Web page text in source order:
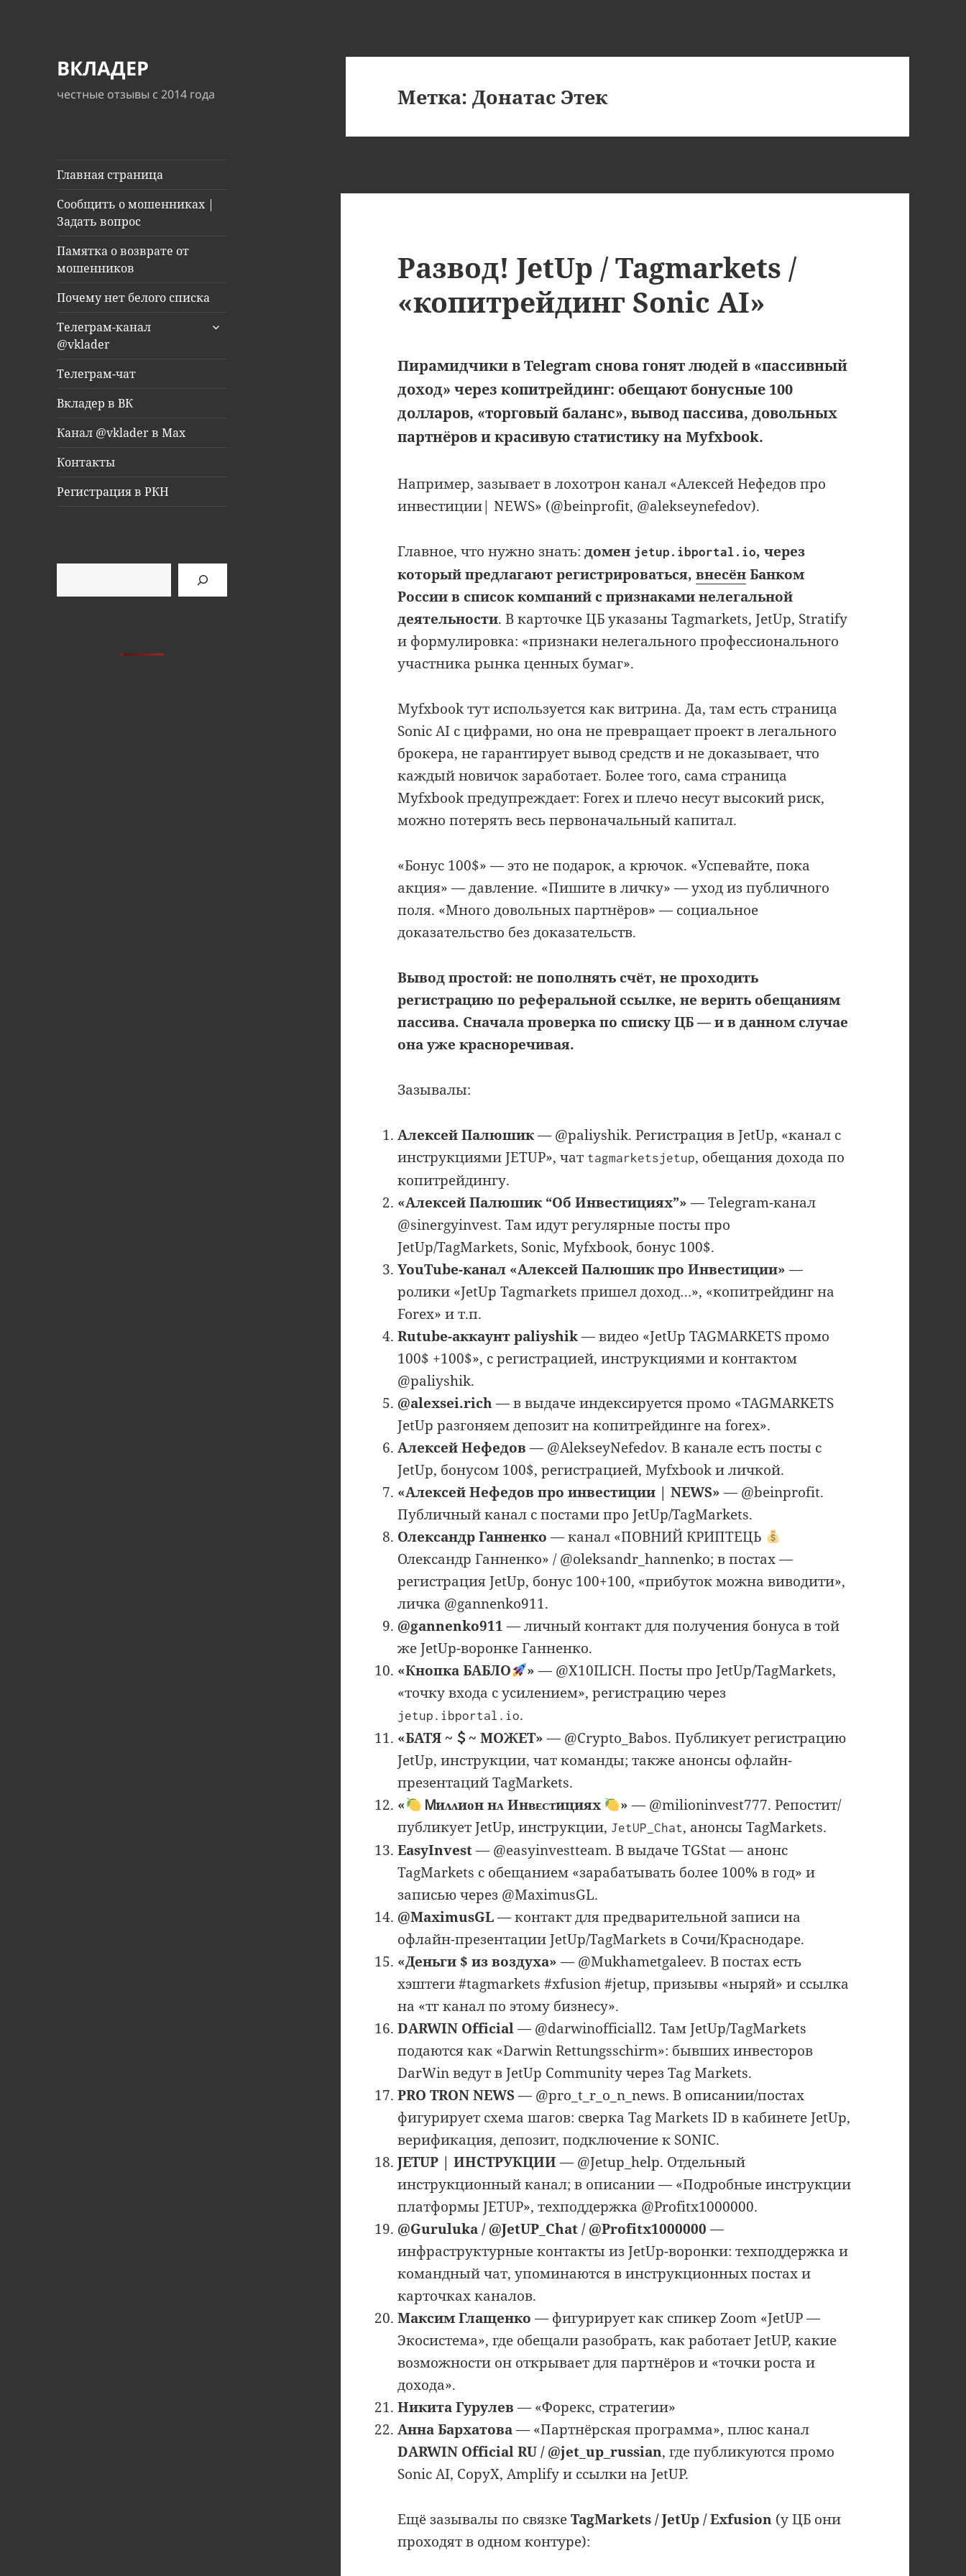
ВКЛАДЕР
честные отзывы с 2014 года
Главная страница
Сообщить о мошенниках |
Задать вопрос
Памятка о возврате от
мошенников
Почему нет белого списка
Телеграм-канал
@vklader
раскрыть
Телеграм-чат
Вкладер в ВК
Канал @vklader в Max
Контакты
Регистрация в РКН
Метка:Донатас Этек
Развод! JetUp / Tagmarkets /
«копитрейдинг Sonic AI»
Пирамидчики в Telegram снова гонят людей в «пассивный
доход» через копитрейдинг: обещают бонусные 100
долларов, «торговый баланс», вывод пассива, довольных
партнёров и красивую статистику на Myfxbook.
Например, зазывает в лохотрон канал «Алексей Нефедов про
инвестиции| NEWS» (@beinprofit, @alekseynefedov).
Главное, что нужно знать:домен jetup.ibportal.io, через
который предлагают регистрироваться,внесёнБанком
России в список компаний с признаками нелегальной
деятельности. В карточке ЦБ указаны Tagmarkets, JetUp, Stratify
и формулировка: «признаки нелегального профессионального
участника рынка ценных бумаг».
Myfxbook тут используется как витрина. Да, там есть страница
Sonic AI с цифрами, но она не превращает проект в легального
брокера, не гарантирует вывод средств и не доказывает, что
каждый новичок заработает. Более того, сама страница
Myfxbook предупреждает: Forex и плечо несут высокий риск,
можно потерять весь первоначальный капитал.
«Бонус 100$» — это не подарок, а крючок. «Успевайте, пока
акция» — давление. «Пишите в личку» — уход из публичного
поля. «Много довольных партнёров» — социальное
доказательство без доказательств.
Вывод простой: не пополнять счёт, не проходить
регистрацию по реферальной ссылке, не верить обещаниям
пассива. Сначала проверка по списку ЦБ — и в данном случае
она уже красноречивая.
Зазывалы:
Алексей Палюшик— @paliyshik. Регистрация в JetUp, «канал с
инструкциями JETUP», чат tagmarketsjetup, обещания дохода по
копитрейдингу.
«Алексей Палюшик “Об Инвестициях”» — Telegram-канал
@sinergyinvest. Там идут регулярные посты про
JetUp/TagMarkets, Sonic, Myfxbook, бонус 100$.
YouTube-канал «Алексей Палюшик про Инвестиции» —
ролики «JetUp Tagmarkets пришел доход…», «копитрейдинг на
Forex» и т.п.
Rutube-аккаунт paliyshik— видео «JetUp TAGMARKETS промо
100$ +100$», с регистрацией, инструкциями и контактом
@paliyshik.
@alexsei.rich— в выдаче индексируется промо «TAGMARKETS
JetUp разгоняем депозит на копитрейдинге на forex».
Алексей Нефедов — @AlekseyNefedov. В канале есть посты с
JetUp, бонусом 100$, регистрацией, Myfxbook и личкой.
«Алексей Нефедов про инвестиции | NEWS» — @beinprofit.
Публичный канал с постами про JetUp/TagMarkets.
Олександр Ганненко — канал «ПОВНИЙ КРИПТЕЦЬ
Олександр Ганненко» / @oleksandr_hannenko; в постах —
регистрация JetUp, бонус 100+100, «прибуток можна виводити»,
личка @gannenko911.
@gannenko911 — личный контакт для получения бонуса в той
же JetUp-воронке Ганненко.
«Кнопка БАБЛО
» — @X10ILICH. Посты про JetUp/TagMarkets,
«точку входа с усилением», регистрацию через
jetup.ibportal.io.
«БАТЯ ~
~ МОЖЕТ» — @Crypto_Babos. Публикует регистрацию
JetUp, инструкции, чат команды; также анонсы офлайн-
презентаций TagMarkets.
«
Ꮇиᴧᴧиᴏн нᴀ Инʙᴇᴄᴛициях » — @milioninvest777. Репостит/
публикует JetUp, инструкции, JetUP_Chat, анонсы TagMarkets.
EasyInvest— @easyinvestteam. В выдаче TGStat — анонс
TagMarkets с обещанием «зарабатывать более 100% в год» и
записью через @MaximusGL.
@MaximusGL— контакт для предварительной записи на
офлайн-презентации JetUp/TagMarkets в Сочи/Краснодаре.
«Деньги $ из воздуха» — @Mukhametgaleev. В постах есть
хэштеги #tagmarkets #xfusion #jetup, призывы «ныряй» и ссылка
на «тг канал по этому бизнесу».
DARWIN Official— @darwinofficiall2. Там JetUp/TagMarkets
подаются как «Darwin Rettungsschirm»: бывших инвесторов
DarWin ведут в JetUp Community через Tag Markets.
PRO TRON NEWS— @pro_t_r_o_n_news. В описании/постах
фигурирует схема шагов: сверка Tag Markets ID в кабинете JetUp,
верификация, депозит, подключение к SONIC.
JETUP | ИНСТРУКЦИИ — @Jetup_help. Отдельный
инструкционный канал; в описании — «Подробные инструкции
платформы JETUP», техподдержка @Profitx1000000.
@Guruluka / @JetUP_Chat / @Profitx1000000 —
инфраструктурные контакты из JetUp-воронки: техподдержка и
командный чат, упоминаются в инструкционных постах и
карточках каналов.
Максим Глащенко — фигурирует как спикер Zoom «JetUP —
Экосистема», где обещали разобрать, как работает JetUP, какие
возможности он открывает для партнёров и «точки роста и
дохода».
Никита Гурулев — «Форекс, стратегии»
Анна Бархатова— «Партнёрская программа», плюс канал
DARWIN Official RU / @jet_up_russian, где публикуются промо
Sonic AI, CopyX, Amplify и ссылки на JetUP.
Ещё зазывалы по связкеTagMarkets / JetUp / Exfusion (у ЦБ они
проходят в одном контуре):